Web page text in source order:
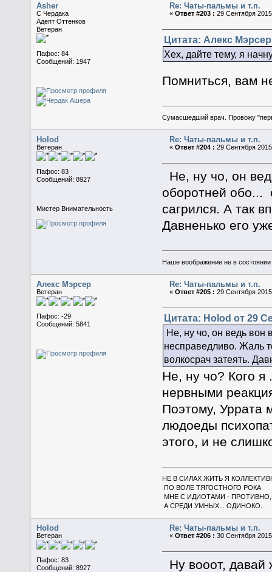
Asher
C Чердака
Адепт Оттенков
Ветеран
Пафос: 84
Сообщений: 1947
Re: Чаты-пальмы и т.п.
«Ответ #203 : 29 Сентября
Цитата: Алекс
Хех, дайте тему, я
Помниться, вам
Сумасшедший врач. Провожу
Holod
Ветеран
Пафос: 83
Сообщений: 8927
Мистер Внимательность
Re: Чаты-пальмы и т.п.
«Ответ #204 : 29 Сентября
Не, ну чо, он
оборотней обо...
сагрился. А так
Давненько его
Наше воображение не в состоянии
Алекс Мэрсер
Ветеран
Пафос: -29
Сообщений: 5841
Re: Чаты-пальмы и т.п.
«Ответ #205 : 29 Сентября
Цитата: Holod от 29
Не, ну чо, он ведь вон
несправедливо. Жаль
волкосрач затеять.
Не, ну чо? Кого я
нервными
Поэтому, Уррата
людоеды
этого, и не
НЕ В СИЛАХ ЖИТЬ Я
ПО ВОЛЕ ТЯГОСТНОГО РОКА
МНЕ С ИДИОТАМИ - ПРОТИВНО,
А СРЕДИ УМНЫХ... ОДИНОКО.
Holod
Ветеран
Пафос: 83
Сообщений: 8927
Re: Чаты-пальмы и т.п.
«Ответ #206 : 30 Сентября
Ну вооот, давай